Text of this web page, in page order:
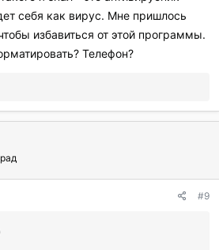
себя как вирус. Мне пришлось
избавиться от этой программы.
Телефон?
#9